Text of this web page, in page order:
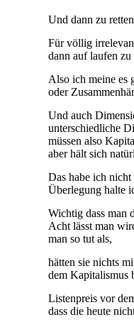
Und dann zu
Für völlig
dann auf laufen zu
Also ich meine es
oder
Und auch
unterschiedliche
müssen also
aber hält sich
Das habe ich nicht
Überlegung halte
Wichtig dass man
Acht lässt man
man so tut als,
hätten sie nichts
dem Kapitalismus
Listenpreis vor
dass die heute